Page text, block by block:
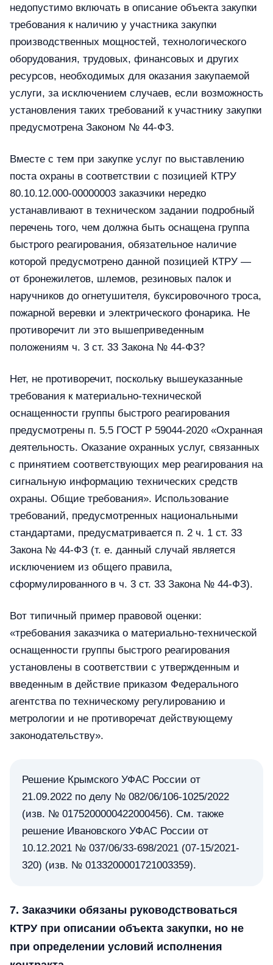
недопустимо включать в описание объекта закупки
требования к наличию у участника закупки
производственных мощностей, технологического
оборудования, трудовых, финансовых и других
ресурсов, необходимых для оказания закупаемой
услуги, за исключением случаев, если возможность
установления таких требований к участнику закупки
предусмотрена Законом № 44-ФЗ.
Вместе с тем при закупке услуг по выставлению
поста охраны в соответствии с позицией КТРУ
80.10.12.000-00000003 заказчики нередко
устанавливают в техническом задании подробный
перечень того, чем должна быть оснащена группа
быстрого реагирования, обязательное наличие
которой предусмотрено данной позицией КТРУ —
от бронежилетов, шлемов, резиновых палок и
наручников до огнетушителя, буксировочного троса,
пожарной веревки и электрического фонарика. Не
противоречит ли это вышеприведенным
положениям ч. 3 ст. 33 Закона № 44-ФЗ?
Нет, не противоречит, поскольку вышеуказанные
требования к материально-технической
оснащенности группы быстрого реагирования
предусмотрены п. 5.5 ГОСТ Р 59044-2020 «Охранная
деятельность. Оказание охранных услуг, связанных
с принятием соответствующих мер реагирования на
сигнальную информацию технических средств
охраны. Общие требования». Использование
требований, предусмотренных национальными
стандартами, предусматривается п. 2 ч. 1 ст. 33
Закона № 44-ФЗ (т. е. данный случай является
исключением из общего правила,
сформулированного в ч. 3 ст. 33 Закона № 44-ФЗ).
Вот типичный пример правовой оценки:
«требования заказчика о материально-технической
оснащенности группы быстрого реагирования
установлены в соответствии с утвержденным и
введенным в действие приказом Федерального
агентства по техническому регулированию и
метрологии и не противоречат действующему
законодательству».
Решение Крымского УФАС России от
21.09.2022 по делу № 082/06/106-1025/2022
(изв. № 0175200000422000456). См. также
решение Ивановского УФАС России от
10.12.2021 № 037/06/33-698/2021 (07-15/2021-
320) (изв. № 0133200001721003359).
7. Заказчики обязаны руководствоваться
КТРУ при описании объекта закупки, но не
при определении условий исполнения